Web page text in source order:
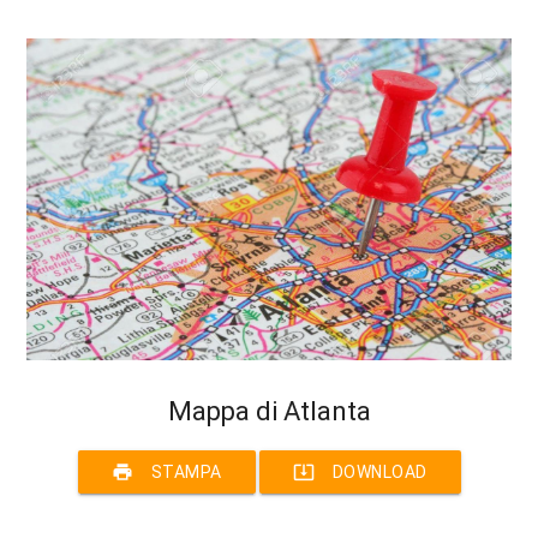
Mappa di Atlanta
print STAMPA system_update_alt DOWNLOAD